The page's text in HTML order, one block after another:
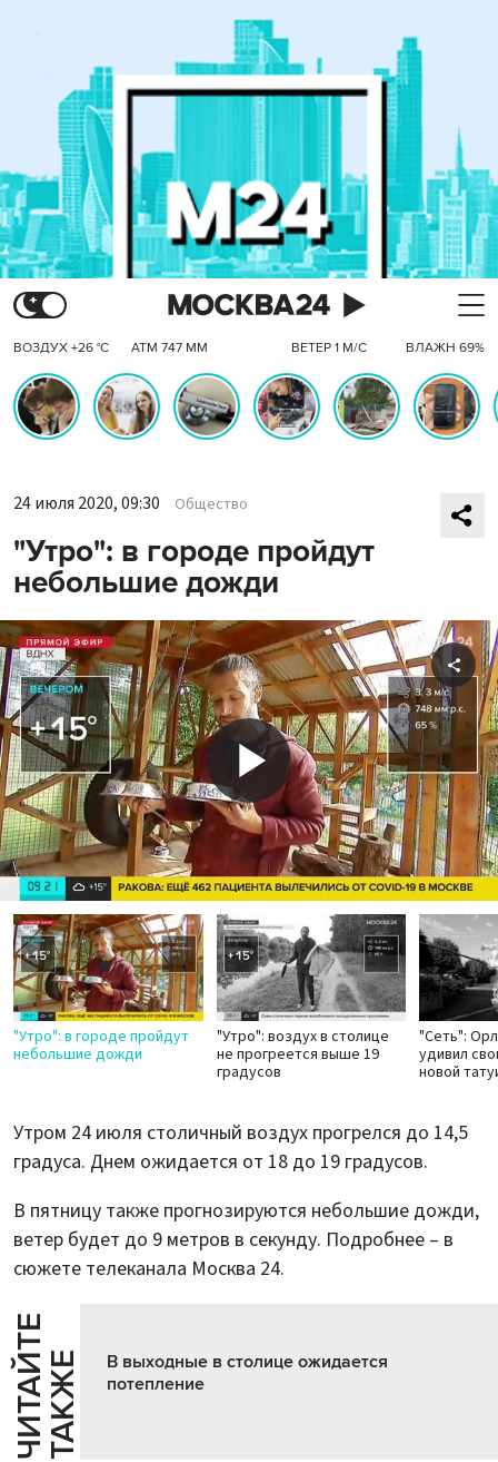
ВОЗДУХ +26 °C АТМ 747 ММ ВЕТЕР 1 М/С ВЛАЖН 69%
24 июля 2020, 09:30 Общество
"Утро": в городе пройдут
небольшие дожди
Play
Video
"Утро": в городе пройдут
небольшие дожди
"Утро": воздух в столице
не прогреется выше 19
градусов
"Сеть":
удивил
новой
Утром 24 июля столичный воздух прогрелся до 14,5
градуса. Днем ожидается от 18 до 19 градусов.
В пятницу также прогнозируются небольшие дожди,
ветер будет до 9 метров в секунду. Подробнее – в
сюжете телеканала Москва 24.
Ч
И
Т
АЙ
Т
Е
Т
А
К
ЖЕ
В выходные в столице ожидается
потепление